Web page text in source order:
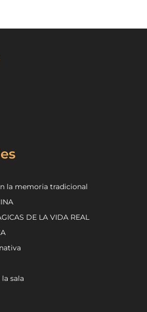
la memoria tradicional
DE LA VIDA REAL
sala